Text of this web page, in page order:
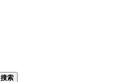
搜索